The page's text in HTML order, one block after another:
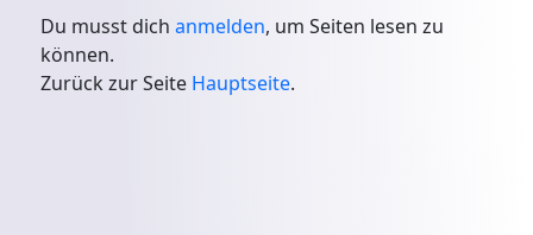
Du musst dichanmelden, um Seiten lesen zu
können.
Zurück zur Seite Hauptseite.